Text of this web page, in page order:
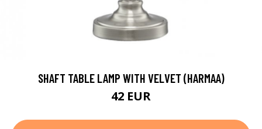
SHAFT TABLE LAMP WITH VELVET (HARMAA)
42 EUR